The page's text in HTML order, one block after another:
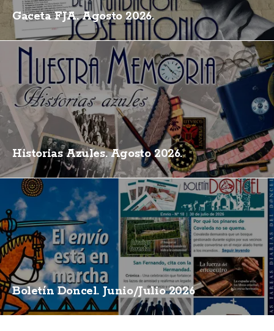
Gaceta FJA. Agosto 2026.
Historias Azules. Agosto 2026.
Boletín Doncel. Junio/Julio 2026